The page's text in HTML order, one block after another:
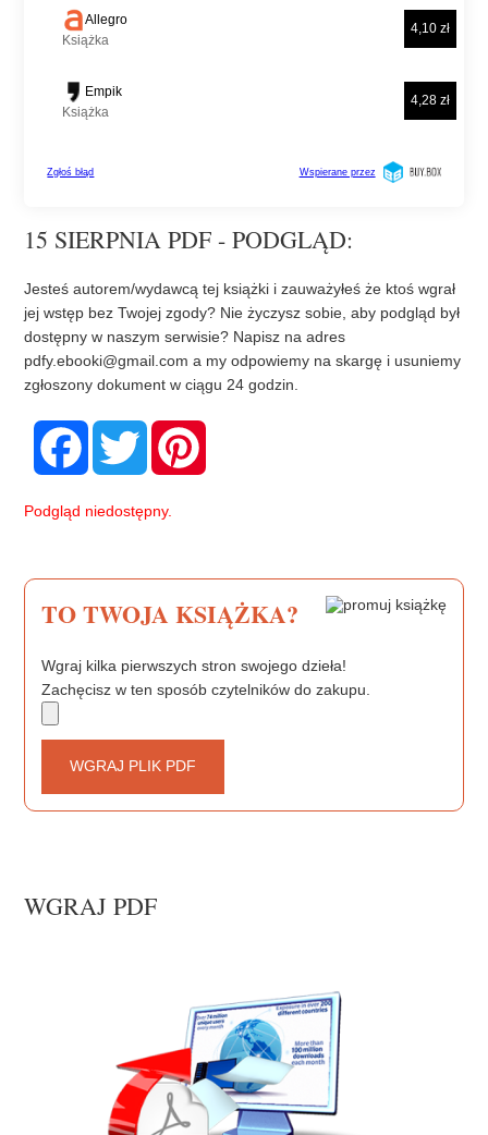
15 SIERPNIA PDF - PODGLĄD:
Jesteś autorem/wydawcą tej książki i zauważyłeś że ktoś wgrał
jej wstęp bez Twojej zgody? Nie życzysz sobie, aby podgląd był
dostępny w naszym serwisie? Napisz na adres
pdfy.ebooki@gmail.com a my odpowiemy na skargę i usuniemy
zgłoszony dokument w ciągu 24 godzin.
F
o
T
w
e
Podgląd niedostępny.
TO TWOJA KSIĄŻKA?
Wgraj kilka pierwszych stron swojego dzieła!
Zachęcisz w ten sposób czytelników do zakupu.
WGRAJ PLIK PDF
WGRAJ PDF